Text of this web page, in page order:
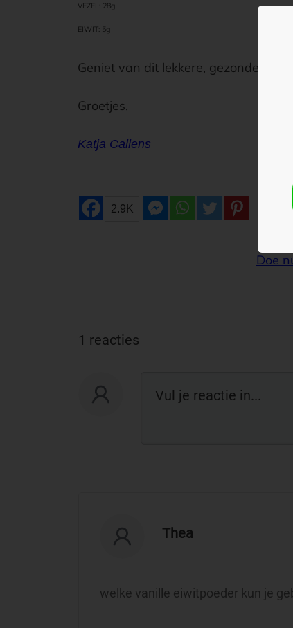
VEZEL: 28g
EIWIT: 5g
Geniet van dit lekkere, gezonde
Groetjes,
Katja Callens
2.9K
Doe
1 reacties
Thea
welke vanille eiwitpoeder kun je